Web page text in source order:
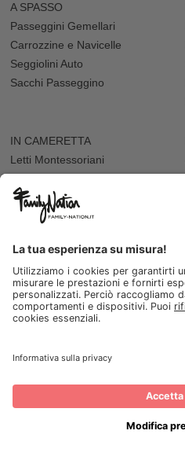
A SPASSO
Passeggini Gemellari
Carrozzine e Navicelle
Seggiolini Auto
Sacchi Passeggino
IN CAMERETTA
Letti Montessoriani
Letti e Culle
Mensole
ALLATTAMENTO E PAPPA
Biberon
Borracce
FESTA
Abbigliamento da cerimonia